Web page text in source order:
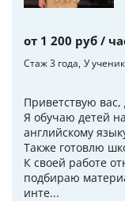
от 1 200 руб /
Стаж 3 года У
Приветствую
Я обучаю детей
английскому
Также готовлю
К своей работе
подбираю
инте...